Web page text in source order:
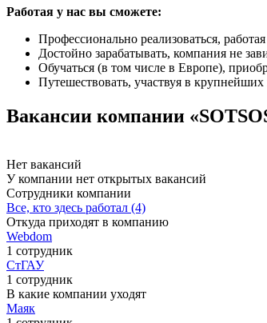
Работая у нас вы сможете:
Профессионально реализоваться,
Достойно зарабатывать, компания не
Обучаться (в том числе в Европе),
Путешествовать, участвуя в
Вакансии компании
Нет вакансий
У компании нет открытых вакансий
Сотрудники компании
Все, кто здесь работал (4)
Откуда приходят в компанию
Webdom
1 сотрудник
СтГАУ
1 сотрудник
В какие компании уходят
Маяк